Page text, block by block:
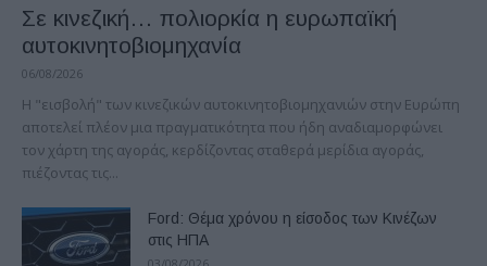
Σε κινεζική… πολιορκία η ευρωπαϊκή
αυτοκινητοβιομηχανία
06/08/2026
Η "εισβολή" των κινεζικών αυτοκινητοβιομηχανιών στην Ευρώπη
αποτελεί πλέον μια πραγματικότητα που ήδη αναδιαμορφώνει
τον χάρτη της αγοράς, κερδίζοντας σταθερά μερίδια αγοράς,
πιέζοντας τις...
Ford: Θέμα χρόνου η είσοδος των Κινέζων
στις ΗΠΑ